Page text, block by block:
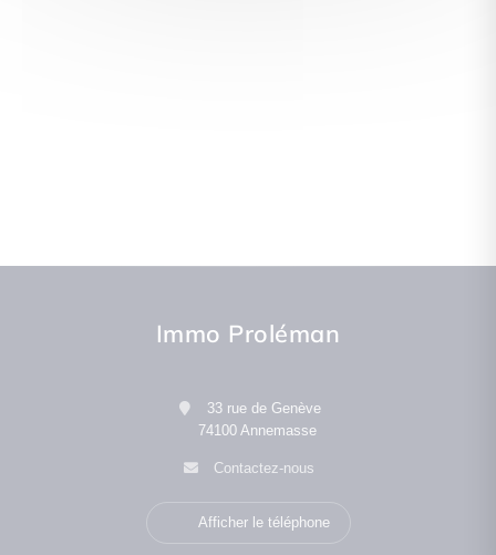
Immo Proléman
33 rue de Genève
74100 Annemasse
Contactez-nous
Afficher le téléphone